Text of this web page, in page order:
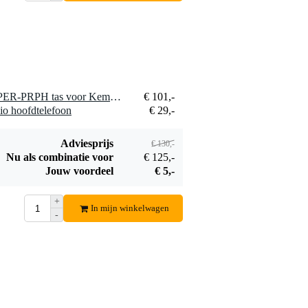
1 x Gator Cases GT-KEMPER-PRPH tas voor Kemper Profiler Amp Head
€ 101,-
hoofdtelefoon
€ 29,-
Adviesprijs € 130,-
Nu als combinatie voor
€ 125,-
Jouw voordeel
€ 5,-
+
-
In mijn winkelwagen